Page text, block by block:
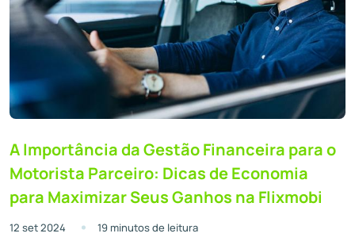
A Importância da Gestão Financeira para o
Motorista Parceiro: Dicas de Economia
para Maximizar Seus Ganhos na Flixmobi
12 set 2024 19 minutos de leitura